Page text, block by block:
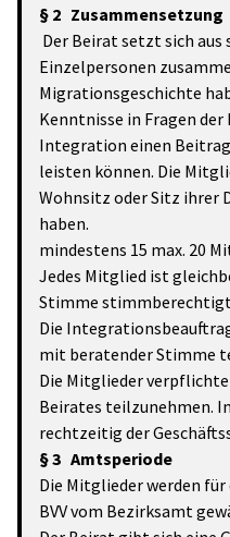
§ 2 Zusammensetzung
Der Beirat setzt sich
Einzelpersonen
Migrationsgeschichte
Kenntnisse in Fragen
Integration einen
leisten können. Die
Wohnsitz oder Sitz ihrer
haben.
mindestens 15 max. 20
Jedes Mitglied ist
Stimme
Die
mit beratender Stimme
Die Mitglieder
Beirates teilzunehmen.
rechtzeitig der
§ 3 Amtsperiode
Die Mitglieder werden für
BVV vom Bezirksamt